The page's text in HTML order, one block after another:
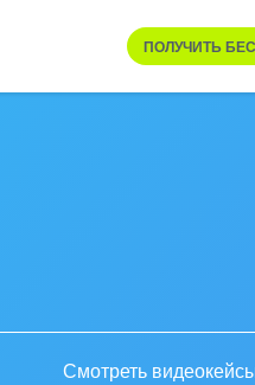
ПОЛУЧИТЬ
Смотреть